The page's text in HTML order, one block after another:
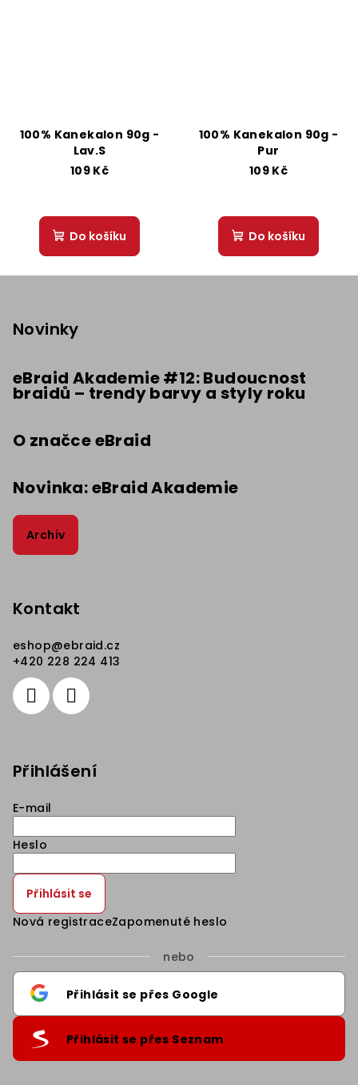
100% Kanekalon 90g -
Lav.S
109 Kč
Do košíku
100% Kanekalon 90g -
Pur
109 Kč
Do košíku
Novinky
eBraid Akademie #12: Budoucnost
braidů – trendy barvy a styly roku
O značce eBraid
Novinka: eBraid Akademie
Archiv
Kontakt
eshop@ebraid.cz
+420 228 224 413
Přihlášení
E-mail
Heslo
Přihlásit se
Nová registraceZapomenuté heslo
nebo
Přihlásit se přes Google
Přihlásit se přes Seznam